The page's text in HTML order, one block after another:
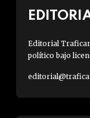
Editorial
político bajo